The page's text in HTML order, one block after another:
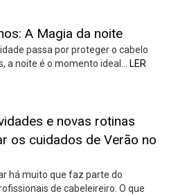
A Magia da noite
passa por proteger o cabelo
a noite é o momento ideal…
LER
e novas rotinas
os cuidados de Verão no
há muito que faz parte do
de cabeleireiro. O que